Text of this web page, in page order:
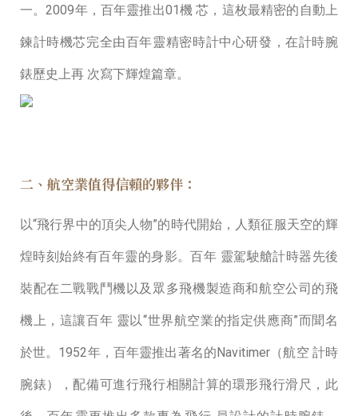
⼀。2009年，百年靈推出01機 芯，這枚最精密的⾃動上
鍊計時機芯完全由百年靈精密時計中⼼研發，在計時腕
錶歷史上再 次寫下輝煌篇章。
二、航空業值得信賴的夥伴：
以“飛行界中的頂尖人物”的時代開始，⼈類征服天空的輝
煌時刻始終有百年靈的⾝影。百年 靈駕駛艙計時器先後
裝配在⼆戰戰⾾機以及眾多⾶機製造商和航空公司的⾶
機上，這讓百年 靈以“世界航空業的指定供應商”⽽聞名
於世。1952年，百年靈推出著名的Navitimer（航空 計時
腕錶），配備可進⾏⾶⾏相關計算的環形⾶⾏滑尺，此